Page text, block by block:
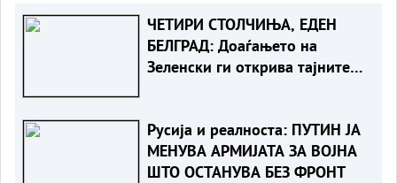
ЧЕТИРИ СТОЛЧИЊА, ЕДЕН
БЕЛГРАД: Доаѓањето на
Зеленски ги открива тајните
Русија и реалноста: ПУТИН ЈА
МЕНУВА АРМИЈАТА ЗА ВОЈНА
ШТО ОСТАНУВА БЕЗ ФРОНТ